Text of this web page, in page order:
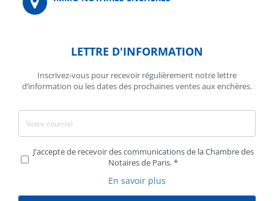
LETTRE D'INFORMATION
Inscrivez-vous pour recevoir régulièrement notre lettre
d’information ou les dates des prochaines ventes aux enchères.
J'accepte de recevoir des communications de la Chambre des
Notaires de Paris.
En savoir plus